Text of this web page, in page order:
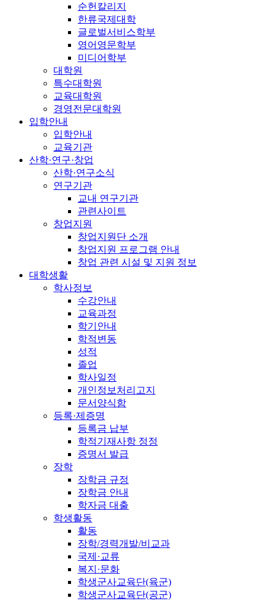
순헌칼리지
한류국제대학
글로벌서비스학부
영어영문학부
미디어학부
대학원
특수대학원
교육대학원
경영전문대학원
입학안내
입학안내
교육기관
산학·연구·창업
산학·연구소식
연구기관
교내 연구기관
관련사이트
창업지원
창업지원단 소개
창업지원 프로그램 안내
창업 관련 시설 및 지원 정보
대학생활
학사정보
수강안내
교육과정
학기안내
학적변동
성적
졸업
학사일정
개인정보처리고지
문서양식함
등록·제증명
등록금 납부
학적기재사항 정정
증명서 발급
장학
장학금 규정
장학금 안내
학자금 대출
학생활동
활동
장학/경력개발/비교과
국제·교류
복지·문화
학생군사교육단(육군)
학생군사교육단(공군)